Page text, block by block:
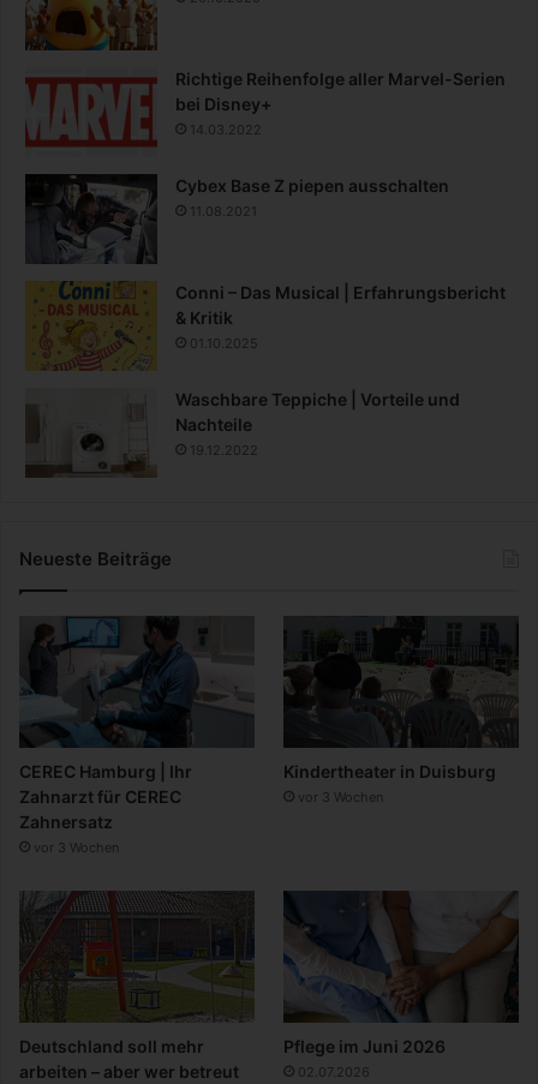
Richtige Reihenfolge aller Marvel-Serien
bei Disney+
14.03.2022
Cybex Base Z piepen ausschalten
11.08.2021
Conni – Das Musical | Erfahrungsbericht
& Kritik
01.10.2025
Waschbare Teppiche | Vorteile und
Nachteile
19.12.2022
Neueste Beiträge
CEREC Hamburg | Ihr
Zahnarzt für CEREC
Zahnersatz
vor 3 Wochen
Kindertheater in Duisburg
vor 3 Wochen
Deutschland soll mehr
arbeiten – aber wer betreut
Pflege im Juni 2026
02.07.2026